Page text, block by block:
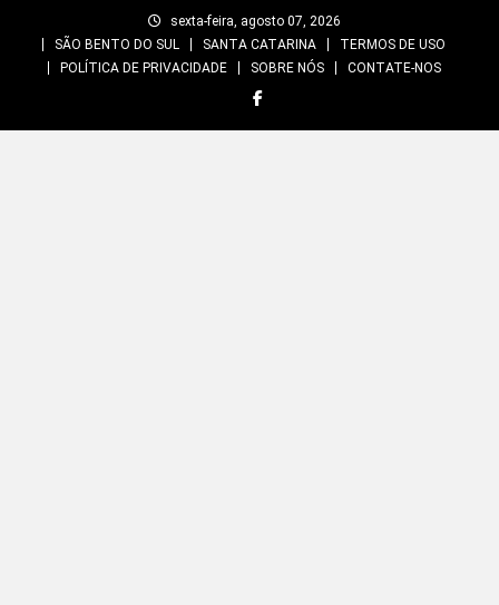
sexta-feira, agosto 07, 2026
SÃO BENTO DO SUL
SANTA CATARINA
TERMOS DE USO
POLÍTICA DE PRIVACIDADE
SOBRE NÓS CONTATE-NOS